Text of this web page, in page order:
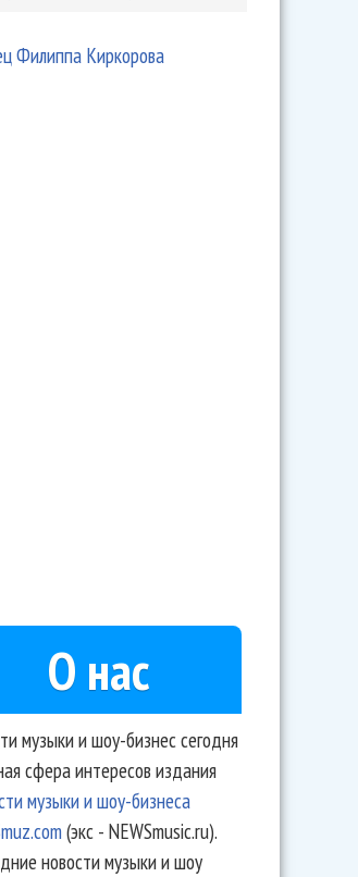
Филиппа Киркорова
О нас
музыки и шоу-бизнес сегодня
сфера интересов издания
музыки и шоу-бизнеса
(экс - NEWSmusic.ru).
новости музыки и шоу